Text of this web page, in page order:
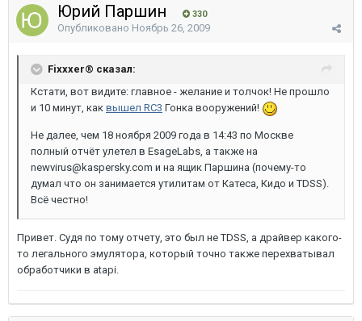
Юрий Паршин 330
Опубликовано Ноябрь 26, 2009
Fixxxer® сказал:
Кстати, вот видите: главное - желание и толчок! Не прошло
и 10 минут, как вышел RC3 Гонка вооружений!
Не далее, чем 18 ноября 2009 года в 14:43 по Москве
полный отчёт улетел в EsageLabs, а также на
newvirus@kaspersky.com и на ящик Паршина (почему-то
думал что он занимается утилитам от Катеса, Кидо и TDSS).
Всё честно!
Привет. Судя по тому отчету, это был не TDSS, а драйвер какого-
то легального эмулятора, который точно также перехватывал
обработчики в atapi.